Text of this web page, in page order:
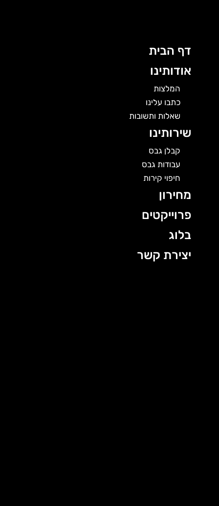
דף הבית
אודותינו
המלצות
כתבו עלינו
שאלות ותשובות
שירותינו
קבלן גבס
עבודות גבס
חיפוי קירות
מחירון
פרוייקטים
בלוג
יצירת קשר